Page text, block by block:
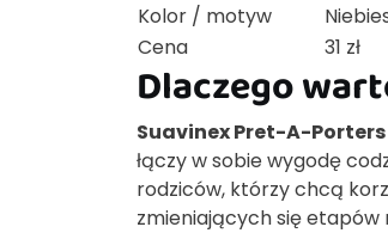
Kolor / motyw
Cena
31 zł
Dlaczego
Suavinex Pret-A-
łączy w sobie wygodę
rodziców, którzy chcą
zmieniających się etapów